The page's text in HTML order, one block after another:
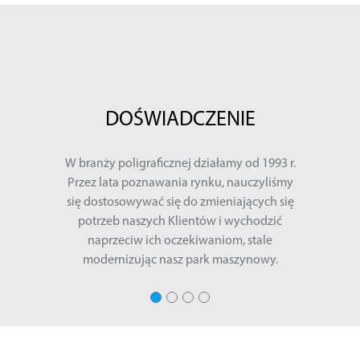
DOŚWIADCZENIE
W branży poligraficznej działamy od 1993 r.
Przez lata poznawania rynku, nauczyliśmy
się dostosowywać się do zmieniających się
potrzeb naszych Klientów i wychodzić
naprzeciw ich oczekiwaniom, stale
modernizując nasz park maszynowy.